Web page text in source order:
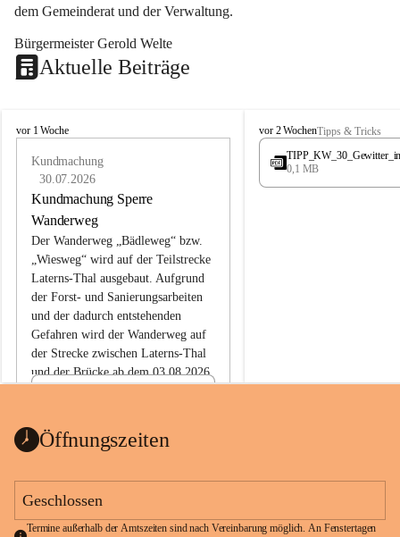
dem Gemeinderat und der Verwaltung.
Bürgermeister Gerold Welte
Aktuelle Beiträge
L
vor 1 Woche
Kundmachung
30.07.2026
Kundmachung Sperre
Wanderweg
Der Wanderweg „Bädleweg“ bzw.
„Wiesweg“ wird auf der Teilstrecke
Laterns-Thal ausgebaut. Aufgrund
der Forst- und Sanierungsarbeiten
und der dadurch entstehenden
Gefahren wird der Wanderweg auf
der Strecke zwischen Laterns-Thal
und der Brücke ab dem 03.08.2026
ht
1 Seite•0,1 MB
L
a
e
vor 2 WochenTipps & Tricks
0,1 MB
Öffnungszeiten
Geschlossen
Termine außerhalb der Amtszeiten sind nach Vereinbarung möglich. An Fenstertagen